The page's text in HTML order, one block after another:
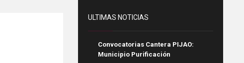
ULTIMAS NOTICIAS
Convocatorias Cantera PIJAO:
Municipio Purificación